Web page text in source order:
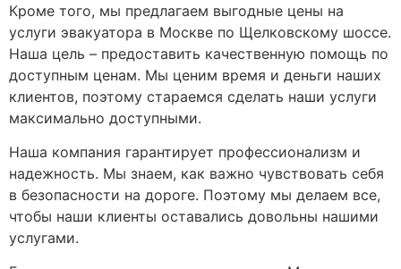
Кроме того, мы предлагаем выгодные цены на
услуги эвакуатора в Москве по Щелковскому шоссе.
Наша цель – предоставить качественную помощь по
доступным ценам. Мы ценим время и деньги наших
клиентов, поэтому стараемся сделать наши услуги
максимально доступными.
Наша компания гарантирует профессионализм и
надежность. Мы знаем, как важно чувствовать себя
в безопасности на дороге. Поэтому мы делаем все,
чтобы наши клиенты оставались довольны нашими
услугами.